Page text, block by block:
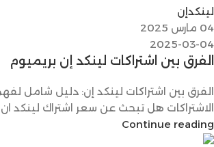
لينكدإن
04 مارس 2025
2025-03-04
الفرق بين اشتراكات لينكد إن بريميوم
الفرق بين اشتراكات لينكد إن: دليل شامل
الاشتراكات هل تبحث عن سعر اشتراك لينكد
Continue reading